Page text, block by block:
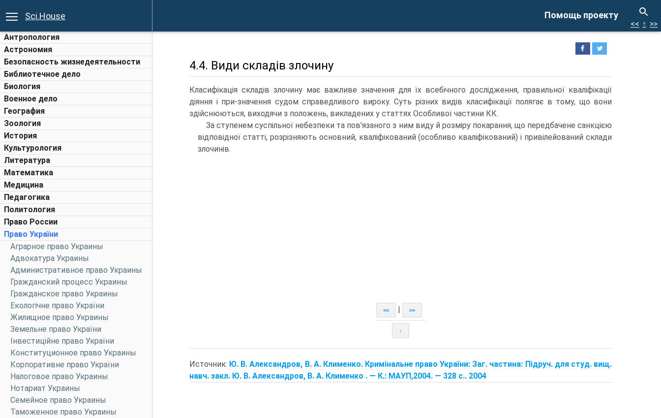
Помощь проекту
Sci.House
Антропология
Астрономия
Безопасность жизнедеятельности
Библиотечное дело
Биология
Военное дело
География
Зоология
История
Культурология
Литература
Математика
Медицина
Педагогика
Политология
Право России
Право України
Аграрное право Украины
Адвокатура Украины
Административное право Украины
Гражданский процесс Украины
Гражданское право Украины
Екологічне право України
Жилищное право Украины
Земельне право України
Інвестиційне право України
Конституционное право Украины
Корпоративне право України
Налоговое право Украины
Нотариат Украины
Семейное право Украины
Таможенное право Украины
<< ↑ >>
4.4. Види складів злочину
Класифікація складів злочину має важливе значення для їх всебічного дослідження, правильної кваліфікації
діяння і при-значення судом справедливого вироку. Суть різних видів класифікації полягає в тому, що вони
здійснюються, виходячи з положень, викладених у статтях Особливої частини КК.
За ступенем суспільної небезпеки та пов'язаного з ним виду й розміру покарання, що передбачене санкцією
відповідної статті, розрізняють основний, кваліфікований (особливо кваліфікований) і привілейований склади
злочинів.
<< >>
↑
Источник: Ю. В. Александров, В. А. Клименко. Кримінальне право України: Заг. частина: Підруч. для студ. вищ.
навч. закл. Ю. В. Александров, В. А. Клименко . — К.: МАУП,2004. — 328 с.. 2004